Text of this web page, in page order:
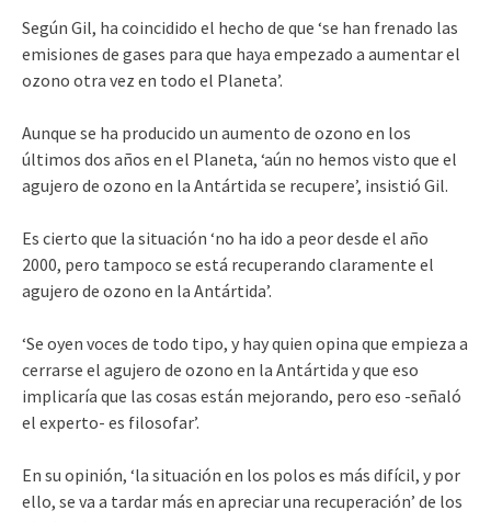
Según Gil, ha coincidido el hecho de que ‘se han frenado las
emisiones de gases para que haya empezado a aumentar el
ozono otra vez en todo el Planeta’.
Aunque se ha producido un aumento de ozono en los
últimos dos años en el Planeta, ‘aún no hemos visto que el
agujero de ozono en la Antártida se recupere’, insistió Gil.
Es cierto que la situación ‘no ha ido a peor desde el año
2000, pero tampoco se está recuperando claramente el
agujero de ozono en la Antártida’.
‘Se oyen voces de todo tipo, y hay quien opina que empieza a
cerrarse el agujero de ozono en la Antártida y que eso
implicaría que las cosas están mejorando, pero eso -señaló
el experto- es filosofar’.
En su opinión, ‘la situación en los polos es más difícil, y por
ello, se va a tardar más en apreciar una recuperación’ de los